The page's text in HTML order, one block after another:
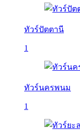
ทัวร์ปัตตานี
1
ทัวร์นครพนม
1